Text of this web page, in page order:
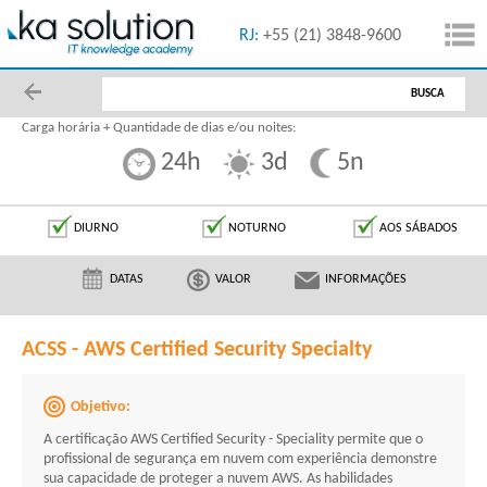
(11) 5091-1616 RJ: +55 (21) 3848-9600
BUSCA
Carga horária + Quantidade de dias e/ou noites:
24h 3d 5n
DIURNO NOTURNO AOS SÁBADOS
DATAS VALOR INFORMAÇÕES
ACSS - AWS Certified Security Specialty
Objetivo:
A certificação AWS Certified Security - Speciality permite que o
profissional de segurança em nuvem com experiência demonstre
sua capacidade de proteger a nuvem AWS. As habilidades